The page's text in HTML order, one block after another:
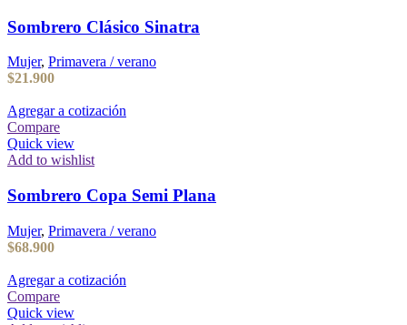
Sombrero Clásico Sinatra
Mujer, Primavera / verano
$21.900
Agregar a cotización
Compare
Quick view
Add to wishlist
Sombrero Copa Semi Plana
Mujer, Primavera / verano
$68.900
Agregar a cotización
Compare
Quick view